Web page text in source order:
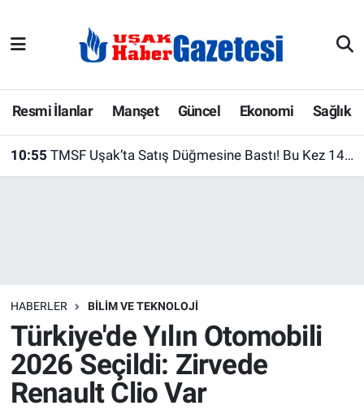
Resmi İlanlar Manşet Güncel Ekonomi Sağlık
10:55 TMSF Uşak’ta Satış Düğmesine Bastı! Bu Kez 14 Milyonluk Fabrika Makineleri İhalede
HABERLER BILIM VE TEKNOLOJI
Türkiye'de Yılın Otomobili
2026 Seçildi: Zirvede
Renault Clio Var
E-Gazete
Ekonomi
Köşe Yazarları
Kültür Sanat
Manşet
Uşak Hava Durumu
Uşak Trafik Yoğunluk Haritası